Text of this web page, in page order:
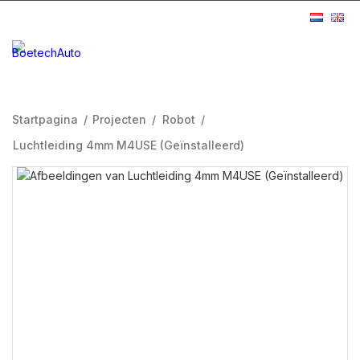
Startpagina / Projecten / Robot /
Luchtleiding 4mm M4USE (Geïnstalleerd)